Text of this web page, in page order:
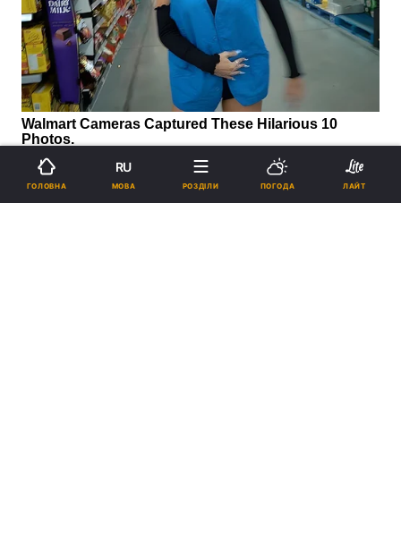
ГОЛОВНА
RU
МОВА РОЗДІЛИ ПОГОДА ЛАЙТ